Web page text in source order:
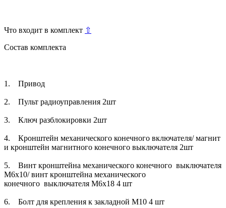
Что входит в комплект ⇧
Состав комплекта
1. Привод
2. Пульт радиоуправления 2шт
3. Ключ разблокировки 2шт
4. Кронштейн механического конечного включателя/ магнит
и кронштейн магнитного конечного выключателя 2шт
5. Винт кронштейна механического конечного выключателя
М6х10/ винт кронштейна механического
конечного выключателя М6х18 4 шт
6. Болт для крепления к закладной М10 4 шт